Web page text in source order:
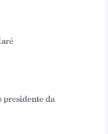
presidente da